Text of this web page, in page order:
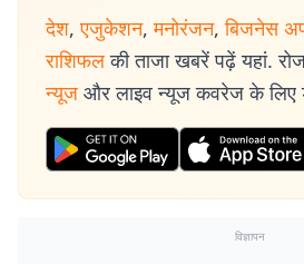
देश, एजुकेशन, मनोरंजन, बिजनेस
राशिफल की ताजा खबरें पढ़ें यहां.
न्यूज और लाइव न्यूज कवरेज के लिए
विज्ञापन